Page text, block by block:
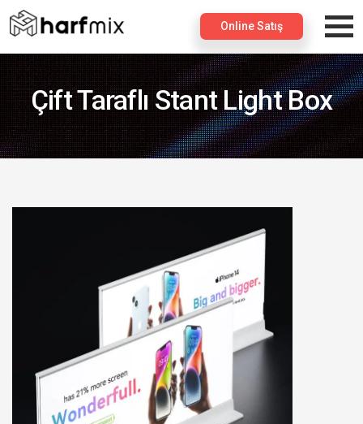
×
Online Satış
Çift Taraflı Stant Light Box